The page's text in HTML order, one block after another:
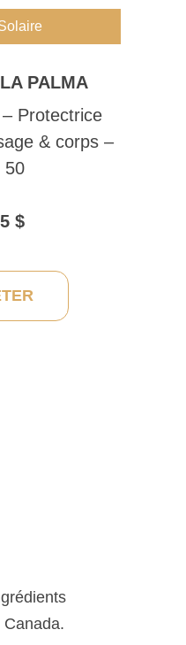
PALMA
Protectrice
& corps –
50
$